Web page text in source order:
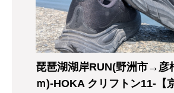
琵琶湖湖岸RUN(野洲市→彦
ｍ)-HOKA クリフトン11-【